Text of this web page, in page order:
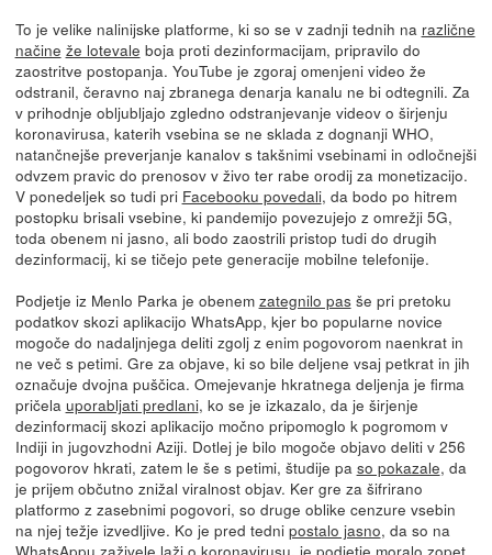
To je velike nalinijske platforme, ki so se v zadnji tednih na različne
načine že lotevale boja proti dezinformacijam, pripravilo do
zaostritve postopanja. YouTube je zgoraj omenjeni video že
odstranil, čeravno naj zbranega denarja kanalu ne bi odtegnili. Za
v prihodnje obljubljajo zgledno odstranjevanje videov o širjenju
koronavirusa, katerih vsebina se ne sklada z dognanji WHO,
natančnejše preverjanje kanalov s takšnimi vsebinami in odločnejši
odvzem pravic do prenosov v živo ter rabe orodij za monetizacijo.
V ponedeljek so tudi pri Facebooku povedali, da bodo po hitrem
postopku brisali vsebine, ki pandemijo povezujejo z omrežji 5G,
toda obenem ni jasno, ali bodo zaostrili pristop tudi do drugih
dezinformacij, ki se tičejo pete generacije mobilne telefonije.
Podjetje iz Menlo Parka je obenem zategnilo pasše pri pretoku
podatkov skozi aplikacijo WhatsApp, kjer bo popularne novice
mogoče do nadaljnjega deliti zgolj z enim pogovorom naenkrat in
ne več s petimi. Gre za objave, ki so bile deljene vsaj petkrat in jih
označuje dvojna puščica. Omejevanje hkratnega deljenja je firma
pričela uporabljati predlani, ko se je izkazalo, da je širjenje
dezinformacij skozi aplikacijo močno pripomoglo k pogromom v
Indiji in jugovzhodni Aziji. Dotlej je bilo mogoče objavo deliti v 256
pogovorov hkrati, zatem le še s petimi, študije pa so pokazale, da
je prijem občutno znižal viralnost objav. Ker gre za šifrirano
platformo z zasebnimi pogovori, so druge oblike cenzure vsebin
na njej težje izvedljive. Ko je pred tedni postalo jasno, da so na